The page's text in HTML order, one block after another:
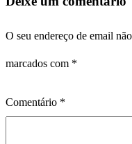
O seu endereço de email
marcados com *
Comentário *